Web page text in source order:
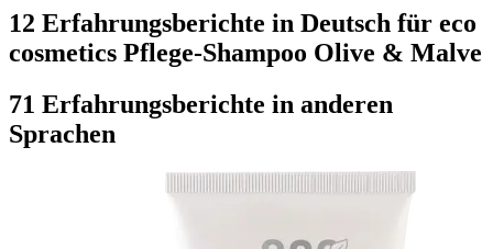
12 Erfahrungsberichte in Deutsch für eco
cosmetics Pflege-Shampoo Olive & Malve
71 Erfahrungsberichte in anderen
Sprachen